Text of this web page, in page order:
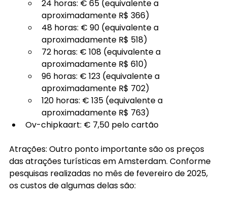
24 horas: € 65 (equivalente a
aproximadamente R$ 366)
48 horas: € 90 (equivalente a
aproximadamente R$ 518)
72 horas: € 108 (equivalente a
aproximadamente R$ 610)
96 horas: € 123 (equivalente a
aproximadamente R$ 702)
120 horas: € 135 (equivalente a
aproximadamente R$ 763)
Ov-chipkaart: € 7,50 pelo cartão
Atrações: Outro ponto importante são os preços
das atrações turísticas em Amsterdam. Conforme
pesquisas realizadas no mês de fevereiro de 2025,
os custos de algumas delas são: